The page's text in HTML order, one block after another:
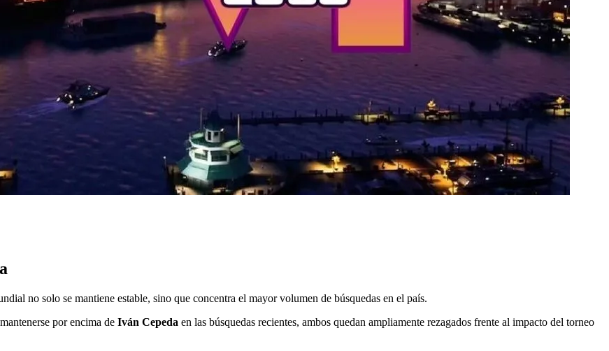
no solo se mantiene estable, sino que concentra el mayor volumen de búsquedas en el país.
por encima de Iván Cepeda en las búsquedas recientes, ambos quedan ampliamente rezagados frente al impacto del torneo